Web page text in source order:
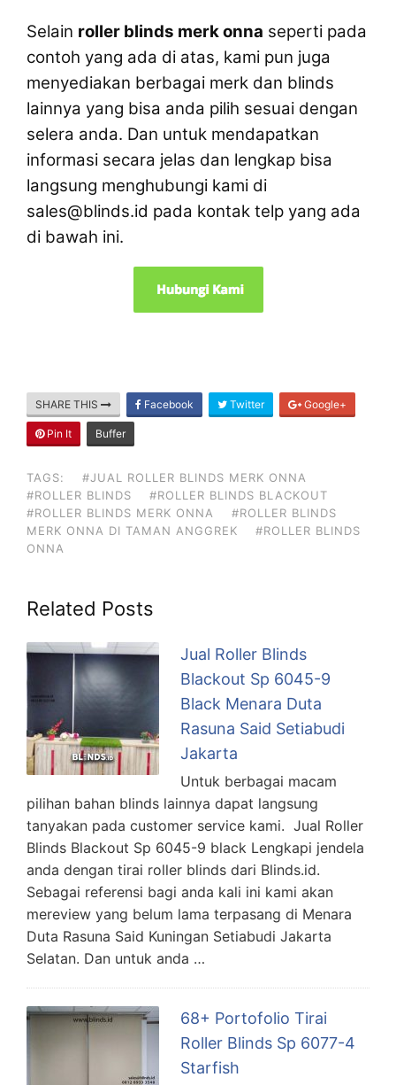
Selain roller blinds merk onna seperti pada
contoh yang ada di atas, kami pun juga
menyediakan berbagai merk dan blinds
lainnya yang bisa anda pilih sesuai dengan
selera anda. Dan untuk mendapatkan
informasi secara jelas dan lengkap bisa
langsung menghubungi kami di
sales@blinds.id pada kontak telp yang ada
di bawah ini.
SHARE THIS Facebook Twitter Google+
Pin It Buffer
TAGS:
#JUAL ROLLER BLINDS MERK ONNA
#ROLLER BLINDS
#ROLLER BLINDS BLACKOUT
#ROLLER BLINDS MERK ONNA
#ROLLER BLINDS
MERK ONNA DI TAMAN ANGGREK
#ROLLER BLINDS
ONNA
Related Posts
Jual Roller Blinds
Blackout Sp 6045-9
Black Menara Duta
Rasuna Said Setiabudi
Jakarta
Untuk berbagai macam
pilihan bahan blinds lainnya dapat langsung
tanyakan pada customer service kami. Jual Roller
Blinds Blackout Sp 6045-9 black Lengkapi jendela
anda dengan tirai roller blinds dari Blinds.id.
Sebagai referensi bagi anda kali ini kami akan
mereview yang belum lama terpasang di Menara
Duta Rasuna Said Kuningan Setiabudi Jakarta
Selatan. Dan untuk anda …
68+ Portofolio Tirai
Roller Blinds Sp 6077-4
Starfish